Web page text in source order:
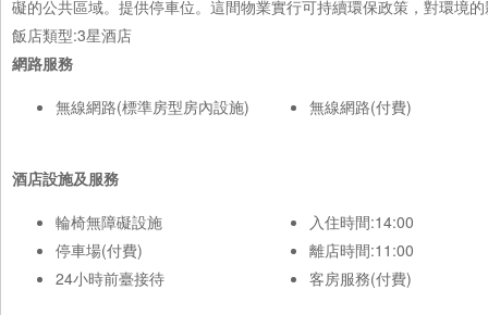
礙的公共區域。提供停車位。這間物業實行可持續環保政策，對環境
飯店類型:3星酒店
網路服務
無線網路(標準房型房內設施)
無線網路(付費)
酒店設施及服務
輪椅無障礙設施
停車場(付費)
24小時前臺接待
入住時間:14:00
離店時間:11:00
客房服務(付費)